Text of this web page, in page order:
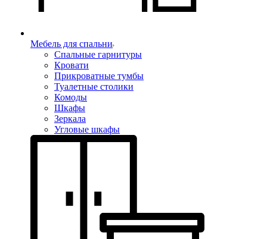
Мебель для спальни
Спальные гарнитуры
Кровати
Прикроватные тумбы
Туалетные столики
Комоды
Шкафы
Зеркала
Угловые шкафы